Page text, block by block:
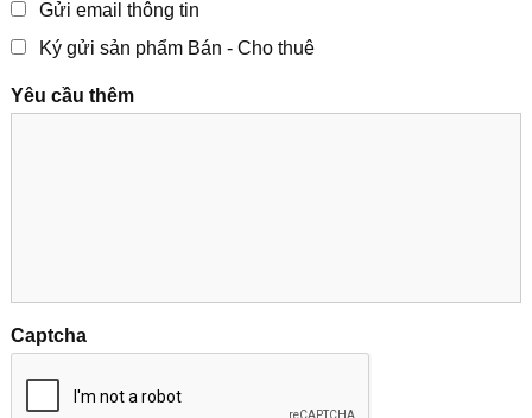
Gửi email thông tin
Ký gửi sản phẩm Bán - Cho thuê
Yêu cầu thêm
Captcha